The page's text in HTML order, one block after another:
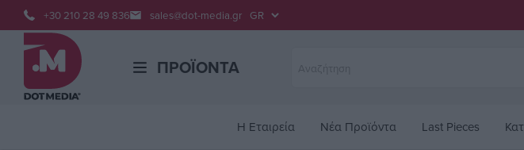
+30 210 28 49 836 sales@dot-media.gr
ΠΡΟΪΌΝΤΑ
H Εταιρεία Νέα Προϊόντα Last Pieces